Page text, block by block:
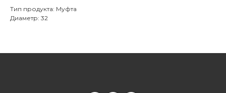
Тип продукта: Муфта
Диаметр: 32